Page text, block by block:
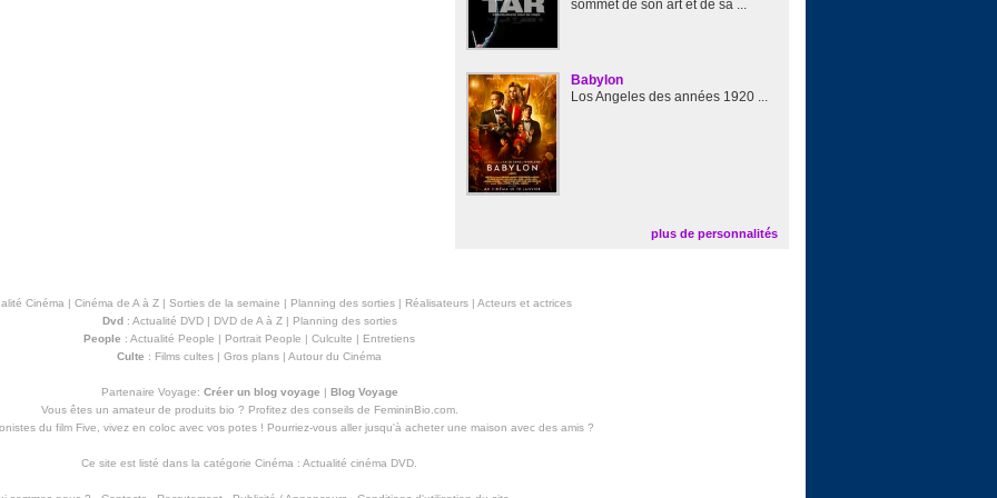
sommet de son art et de sa ...
Babylon
Los Angeles des années 1920 ...
plus de personnalités
Cinéma | Cinéma de A à Z| Sorties de la semaine | Planning des sorties| Réalisateurs| Acteurs et actrices
Dvd: Actualité DVD| DVD de A à Z| Planning des sorties
People : Actualité People | Portrait People | Culculte | Entretiens
Culte : Films cultes | Gros plans | Autour du Cinéma
Partenaire Voyage: Créer un blog voyage | Blog Voyage
Vous êtes un amateur de produits bio ? Profitez des conseils de FemininBio.com.
du film Five, vivez en coloc avec vos potes ! Pourriez-vous aller jusqu'à acheter une maison avec des amis?
Ce site est listé dans la catégorie Cinéma : Actualité cinéma DVD